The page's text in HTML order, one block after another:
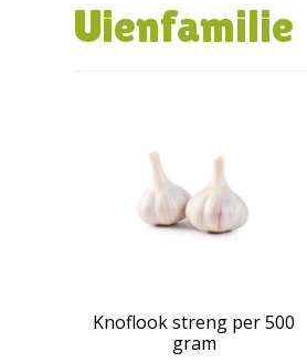
Uienfamilie
Knoflook streng per 500
gram